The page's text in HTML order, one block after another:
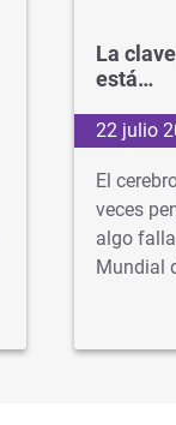
La
está…
22 julio
El
veces
algo
Mundial